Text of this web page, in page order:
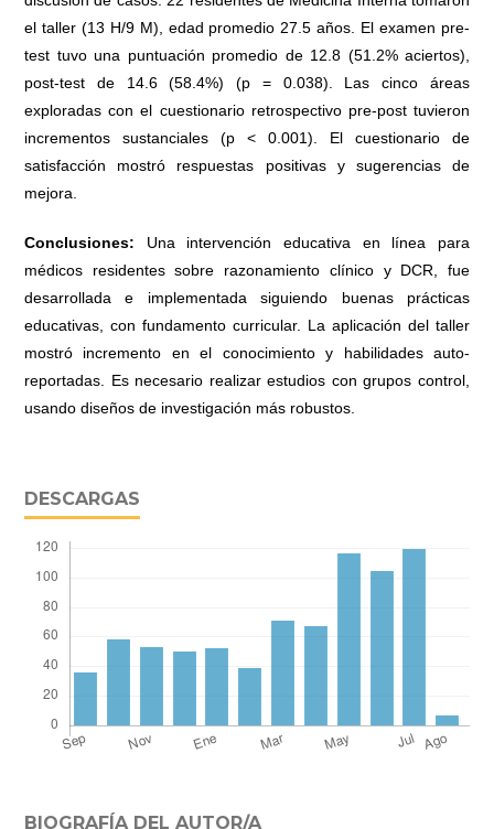
el taller (13 H/9 M), edad promedio 27.5 años. El examen pre-
test tuvo una puntuación promedio de 12.8 (51.2% aciertos),
post-test de 14.6 (58.4%) (p = 0.038). Las cinco áreas
exploradas con el cuestionario retrospectivo pre-post tuvieron
incrementos sustanciales (p < 0.001). El cuestionario de
satisfacción mostró respuestas positivas y sugerencias de
mejora.
Conclusiones: Una intervención educativa en línea para
médicos residentes sobre razonamiento clínico y DCR, fue
desarrollada e implementada siguiendo buenas prácticas
educativas, con fundamento curricular. La aplicación del taller
mostró incremento en el conocimiento y habilidades auto-
reportadas. Es necesario realizar estudios con grupos control,
usando diseños de investigación más robustos.
DESCARGAS
BIOGRAFÍA DEL AUTOR/A